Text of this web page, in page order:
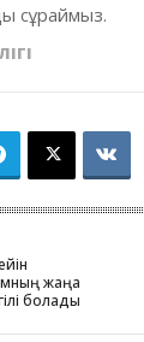
сұраймыз.
жаңа
болады